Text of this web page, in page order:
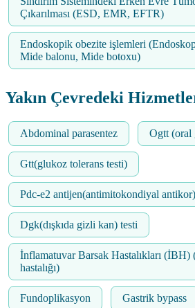
Çıkarılması (ESD, EMR, EFTR)
Endoskopik obezite işlemleri
Mide balonu, Mide botoxu)
Yakın Çevredeki
Abdominal parasentez Ogtt (oral
Gtt(glukoz tolerans testi)
Pdc-e2 antijen(antimitokondiyal antikor)
Dgk(dışkıda gizli kan) testi
İnflamatuvar Barsak Hastalıkları
hastalığı)
Fundoplikasyon Gastrik bypass